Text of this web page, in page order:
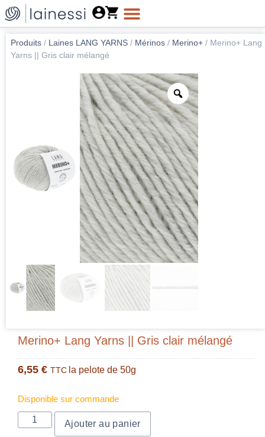
Produits / Laines LANG YARNS / Mérinos / Merino+ / Merino+ Lang
Yarns || Gris clair mélangé
Merino+ Lang Yarns || Gris clair mélangé
6,55 € TTC la pelote de 50g
Disponible sur commande
Ajouter au panier